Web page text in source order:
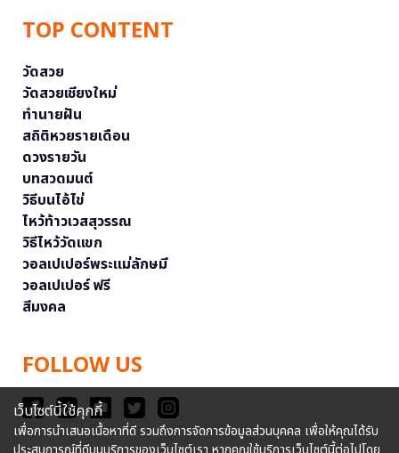
TOP CONTENT
วัดสวย
วัดสวยเชียงใหม่
ทำนายฝัน
สถิติหวยรายเดือน
ดวงรายวัน
บทสวดมนต์
วิธีบนไอ้ไข่
ไหว้ท้าวเวสสุวรรณ
วิธีไหว้วัดแขก
วอลเปเปอร์พระแม่ลักษมี
วอลเปเปอร์ ฟรี
สีมงคล
FOLLOW US
เว็บไซต์นี้ใช้คุกกี้
เพื่อการนำเสนอเนื้อหาที่ดี รวมถึงการจัดการข้อมูลส่วนบุคคล เพื่อให้คุณได้รับ